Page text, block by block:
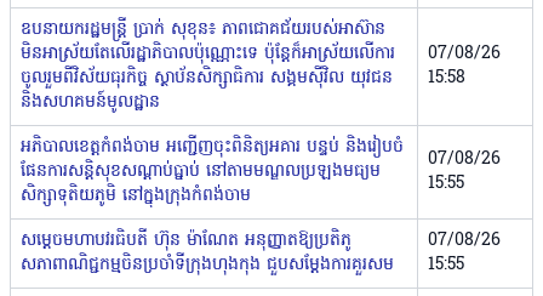
ឧបនាយករដ្ឋមន្ត្រី ប្រាក់ សុខុន៖ ភាពជោគជ័យរបស់អាស៊ាន
មិនអាស្រ័យតែលើរដ្ឋាភិបាលប៉ុណ្ណោះទេ ប៉ុន្តែក៏អាស្រ័យលើការ
ចូលរួមពីវិស័យធុរកិច្ច ស្ថាប័នសិក្សាធិការ សង្គមស៊ីវិល យុវជន
និងសហគមន៍មូលដ្ឋាន
07/08/26
15:58
អភិបាលខេត្តកំពង់ចាម អញ្ជើញចុះពិនិត្យអគារ បន្ទប់ និងរៀបចំ
ផែនការសន្តិសុខសណ្តាប់ធ្នាប់ នៅតាមមណ្ឌលប្រឡងមធ្យម
សិក្សាទុតិយភូមិ នៅក្នុងក្រុងកំពង់ចាម
07/08/26
15:55
សម្តេចមហាបវរធិបតី ហ៊ុន ម៉ាណែត អនុញ្ញាតឱ្យប្រតិភូ
សភាពាណិជ្ជកម្មចិន​ប្រចាំទីក្រុងហុងកុង ជួបសម្តែងការគួរសម
07/08/26
15:55